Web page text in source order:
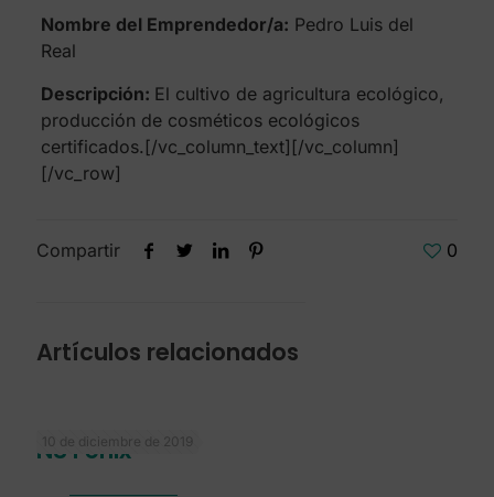
Nombre del Emprendedor/a: Pedro Luis del
Real
Descripción: El cultivo de agricultura ecológico,
producción de cosméticos ecológicos
certificados.[/vc_column_text][/vc_column]
[/vc_row]
Compartir 0
Artículos relacionados
10 de diciembre de 2019
NS Fenix